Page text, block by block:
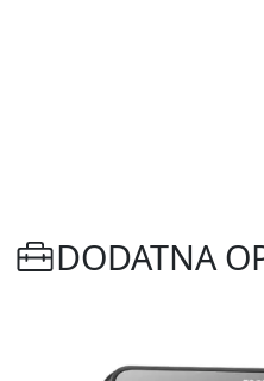
DODATNA